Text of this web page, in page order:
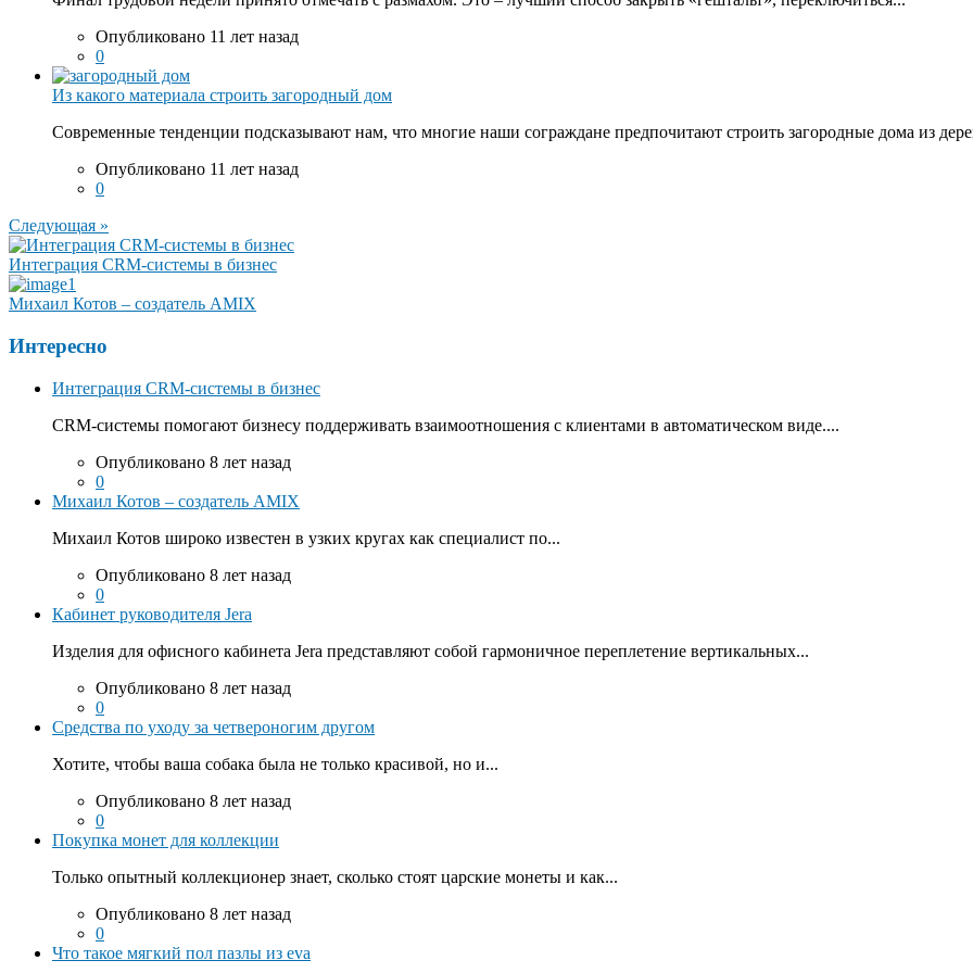
Опубликовано 11 лет назад
0
Из какого материала строить загородный дом
Современные тенденции подсказывают нам, что многие наши сограждане предпочитают строить загородные дома из
Опубликовано 11 лет назад
0
Следующая »
Интеграция CRM-системы в бизнес
Михаил Котов – создатель AMIX
Интересно
Интеграция CRM-системы в бизнес
CRM-системы помогают бизнесу поддерживать взаимоотношения с клиентами в автоматическом виде....
Опубликовано 8 лет назад
0
Михаил Котов – создатель AMIX
Михаил Котов широко известен в узких кругах как специалист по...
Опубликовано 8 лет назад
0
Кабинет руководителя Jera
Изделия для офисного кабинета Jera представляют собой гармоничное переплетение вертикальных...
Опубликовано 8 лет назад
0
Средства по уходу за четвероногим другом
Хотите, чтобы ваша собака была не только красивой, но и...
Опубликовано 8 лет назад
0
Покупка монет для коллекции
Только опытный коллекционер знает, сколько стоят царские монеты и как...
Опубликовано 8 лет назад
0
Что такое мягкий пол пазлы из eva